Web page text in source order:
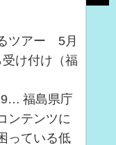
ツアー 5月
け付け（福
福島県庁
ンテンツに
っている低